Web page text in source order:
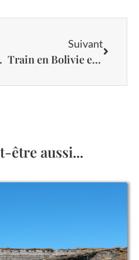
Suivant
Train en Bolivie et visite de Cochabamba et Oruro
être aussi...